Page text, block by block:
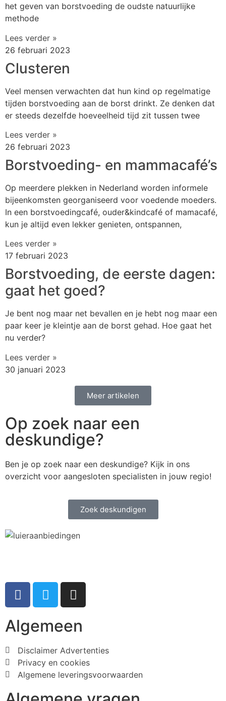
het geven van borstvoeding de oudste natuurlijke
methode
Lees verder »
26 februari 2023
Clusteren
Veel mensen verwachten dat hun kind op regelmatige
tijden borstvoeding aan de borst drinkt. Ze denken dat
er steeds dezelfde hoeveelheid tijd zit tussen twee
Lees verder »
26 februari 2023
Borstvoeding- en mammacafé’s
Op meerdere plekken in Nederland worden informele
bijeenkomsten georganiseerd voor voedende moeders.
In een borstvoedingcafé, ouder&kindcafé of mamacafé,
kun je altijd even lekker genieten, ontspannen,
Lees verder »
17 februari 2023
Borstvoeding, de eerste dagen:
gaat het goed?
Je bent nog maar net bevallen en je hebt nog maar een
paar keer je kleintje aan de borst gehad. Hoe gaat het
nu verder?
Lees verder »
30 januari 2023
Meer artikelen
Op zoek naar een
deskundige?
Ben je op zoek naar een deskundige? Kijk in ons
overzicht voor aangesloten specialisten in jouw regio!
Zoek deskundigen
Algemeen
Disclaimer Advertenties
Privacy en cookies
Algemene leveringsvoorwaarden